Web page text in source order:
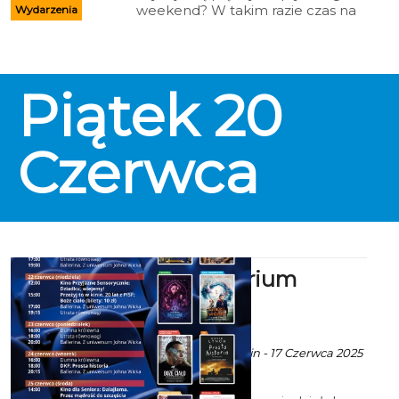
Wydarzenia
weekend? W takim razie czas na
Wąskotorowa zaprasza na
wyjątkową wycieczkę wśród
zieleni i jezior.
Piątek 20
Czerwca
Kino Kryterium
zaprasza
ekoszalin POLECA
Ala za CK 105 Koszalin - 17 Czerwca 2025
godz. 10:00